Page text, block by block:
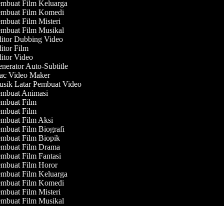
Film Keluarga
Film Komedi
Film Misteri
Film Musikal
Dubbing Video
Film
Video
Auto-Subtitle
Video Maker
Latar Pembuat Video
Animasi
Film
Film
Film Aksi
Film Biografi
Film Biopik
Film Drama
Film Fantasi
Film Horor
Film Keluarga
Film Komedi
Film Misteri
Film Musikal